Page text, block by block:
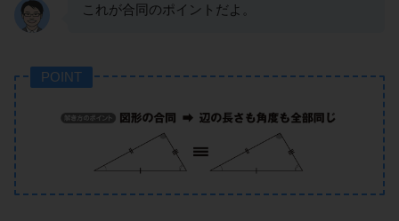
これが合同のポイントだよ。
POINT